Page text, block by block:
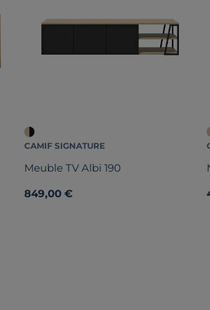
CAMIF SIGNATURE
Meuble TV Albi 190
849,00 €